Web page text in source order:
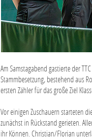
Am Samstagabend gastierte der
Stammbesetzung, bestehend aus
ersten Zähler für das große Ziel
Vor einigen Zuschauern starteten
zunächst in Rückstand gerieten.
ihr Können. Christian/Florian